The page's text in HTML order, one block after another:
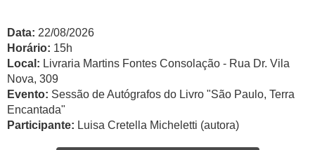
Data: 22/08/2026
Horário: 15h
Local: Livraria Martins Fontes Consolação - Rua Dr. Vila
Nova, 309
Evento: Sessão de Autógrafos do Livro "São Paulo, Terra
Encantada"
Participante: Luisa Cretella Micheletti (autora)